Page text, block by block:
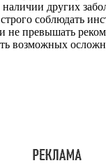
других
соблюдать
не превышать
возможных